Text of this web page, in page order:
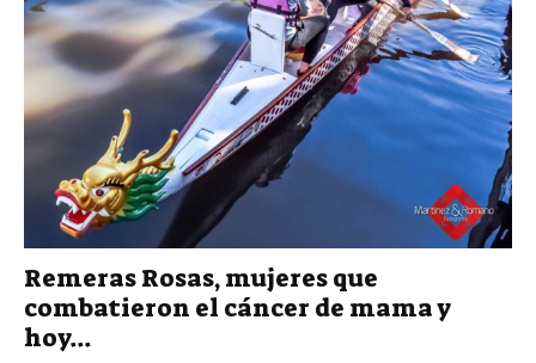
Remeras Rosas, mujeres que
combatieron el cáncer de mama y
hoy...